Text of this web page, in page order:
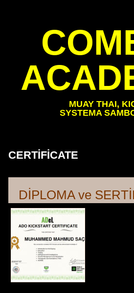
MUAY THAI,
SYSTEMA
CERTIFICATE
DİPLOMA ve